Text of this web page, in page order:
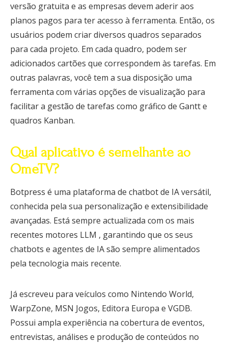
versão gratuita e as empresas devem aderir aos
planos pagos para ter acesso à ferramenta. Então, os
usuários podem criar diversos quadros separados
para cada projeto. Em cada quadro, podem ser
adicionados cartões que correspondem às tarefas. Em
outras palavras, você tem a sua disposição uma
ferramenta com várias opções de visualização para
facilitar a gestão de tarefas como gráfico de Gantt e
quadros Kanban.
Qual aplicativo é semelhante ao
OmeTV?
Botpress é uma plataforma de chatbot de IA versátil,
conhecida pela sua personalização e extensibilidade
avançadas. Está sempre actualizada com os mais
recentes motores LLM , garantindo que os seus
chatbots e agentes de IA são sempre alimentados
pela tecnologia mais recente.
Já escreveu para veículos como Nintendo World,
WarpZone, MSN Jogos, Editora Europa e VGDB.
Possui ampla experiência na cobertura de eventos,
entrevistas, análises e produção de conteúdos no